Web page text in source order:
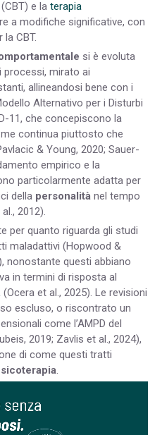
(CBT) e la terapia
a modifiche significative, con
CBT.
si è evoluta
mirato ai
allineandosi bene con i
Alternativo per i Disturbi
11, che concepiscono la
continua piuttosto che
& Young, 2020; Sauer-
empirico e la
particolarmente adatta per
della personalità nel tempo
2012).
per quanto riguarda gli studi
maladattivi (Hopwood &
nonostante questi abbiano
in termini di risposta al
et al., 2025). Le revisioni
escluso, o riscontrato un
come l’AMPD del
2019; Zavlis et al., 2024),
di come questi tratti